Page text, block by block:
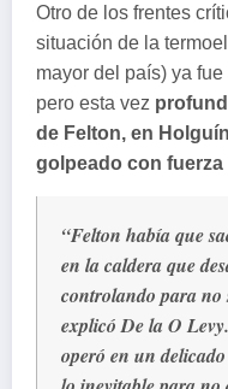
Otro de los frentes
situación de la
mayor del país) ya
pero esta vez
de Felton, en
golpeado con
“Felton había que
en la caldera que
controlando para
explicó De la O
operó en un